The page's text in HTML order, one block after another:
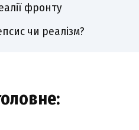
фронту
чи реалізм?